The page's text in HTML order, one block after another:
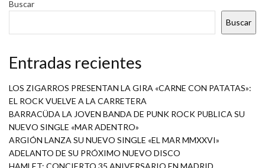
Buscar
Buscar
Entradas recientes
LOS ZIGARROS PRESENTAN LA GIRA «CARNE CON PATATAS»:
EL ROCK VUELVE A LA CARRETERA
BARRACÜDA LA JOVEN BANDA DE PUNK ROCK PUBLICA SU
NUEVO SINGLE «MAR ADENTRO»
ARGIÓN LANZA SU NUEVO SINGLE «EL MAR MMXXVI»
ADELANTO DE SU PRÓXIMO NUEVO DISCO
HAMLET: CONCIERTO 35 ANIVERSARIO EN MADRID